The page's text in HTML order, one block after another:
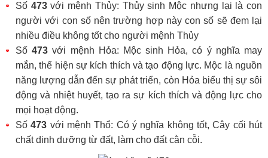
Số 473với mệnh Thủy: Thủy sinh Mộc nhưng lại là con
người với con số nên trường hợp này con số sẽ đem lại
nhiều điều không tốt cho người mệnh Thủy
Số473 với mệnh Hỏa: Mộc sinh Hỏa, có ý nghĩa may
mắn, thể hiện sự kích thích và tạo động lực. Mộc là nguồn
năng lượng dẫn đến sự phát triển, còn Hỏa biểu thị sự sôi
động và nhiệt huyết, tạo ra sự kích thích và động lực cho
mọi hoạt động.
Số473 với mệnh Thổ: Có ý nghĩa không tốt, Cây cối hút
chất dinh dưỡng từ đất, làm cho đất cằn cỗi.